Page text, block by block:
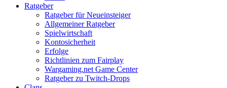
Ratgeber
Ratgeber für Neueinsteiger
Allgemeiner Ratgeber
Spielwirtschaft
Kontosicherheit
Erfolge
Richtlinien zum Fairplay
Wargaming.net Game Center
Ratgeber zu Twitch-Drops